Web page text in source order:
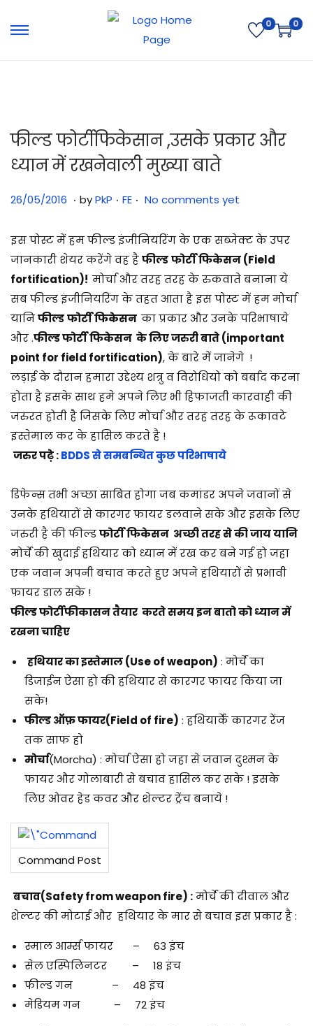
0 0
फील्ड फोर्टीफिकेसान ,उसके प्रकार और
ध्यान में रखनेवाली मुख्या बाते
Posted on
26/05/2016 3
/
0
7
/
2
0
2
5
. byPkP . Posted in
FE . No comments yet
इस पोस्ट में हम फील्ड इंजीनियरिंग के एक सब्जेक्ट के उपर
जानकारी शेयर करेंगे वह हैफील्डफोर्टी फिकेसन(Field
fortification)! मोर्चा और तरह तरह के रुकवाते बनाना ये
सब फील्ड इंजीनियरिंग के तहत आता है इस पोस्ट में हम मोर्चा
यानिफील्डफोर्टी फिकेसन का प्रकार और उनके परिभाषाये
और.फील्डफोर्टी फिकेसन के लिए जरुरी बाते(important
point for field fortification),के बारे में जानेगे !
लड़ाई के दौरान हमारा उद्देश्य शत्रु व विरोधियो को बर्बाद करना
होता है इसके साथ हमे अपने लिए भी हिफाजती कारवाही की
जरुरत होती है जिसके लिए मोर्चा और तरह तरह के रूकावटे
इस्तेमाल कर के हासिल करते है !
जरुर पढ़े :BDDS से समबन्धित कुछ परिभाषाये
डिफेन्स तभी अच्छा साबित होगा जब कमांडर अपने जवानों से
उनके हथियारों से कारगर फायर डलवाने सके और इसके लिए
जरुरी है की फील्डफोर्टी फिकेसन अच्छी तरह से की जाय यानि
मोर्चे की खुदाई हथियार को ध्यान में रख कर बने गई हो जहा
एक जवान अपनी बचाव करते हुए अपने हथियारों से प्रभावी
फायर डाल सके !
फील्ड फोर्टीफीकासन तैयार करते समय इन बातो को ध्यान में
रखना चाहिए
हथियार का इस्तेमाल(Use of weapon) : मोर्चे का
डिजाईन ऐसा हो की हथियार से कारगर फायर किया जा
सके!
फील्ड ऑफ़ फायर(Field of fire) : हथियार्के कारगर रेंज
तक साफ हो
मोर्चा(Morcha) : मोर्चा ऐसा हो जहा से जवान दुश्मन के
फायर और गोलाबारी से बचाव हासिल कर सके ! इसके
लिए ओवर हेड कवर और शेल्टर ट्रेंच बनाये !
Command Post
बचाव(Safety from weapon fire) :मोर्चे की दीवाल और
शेल्टर की मोटाई और हथियार के मार से बचाव इस प्रकार है :
स्माल आर्म्स फायर – 63 इंच
सेल एस्पिलिनटर – 18 इंच
फील्ड गन – 48 इंच
मेडियम गन – 72 इंच